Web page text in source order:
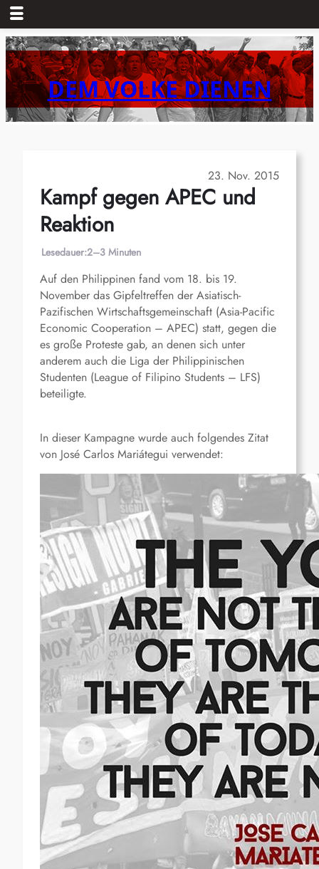
Zum
Inhalt
springenDEM VOLKE DIENEN
23. Nov. 2015
Kampf gegen APEC und
Reaktion
Lesedauer:2–3 Minuten
Auf den Philippinen fand vom 18. bis 19.
November das Gipfeltreffen der Asiatisch-
Pazifischen Wirtschaftsgemeinschaft (Asia-Pacific
Economic Cooperation – APEC) statt, gegen die
es große Proteste gab, an denen sich unter
anderem auch die Liga der Philippinischen
Studenten (League of Filipino Students – LFS)
beteiligte.
In dieser Kampagne wurde auch folgendes Zitat
von José Carlos Mariátegui verwendet: